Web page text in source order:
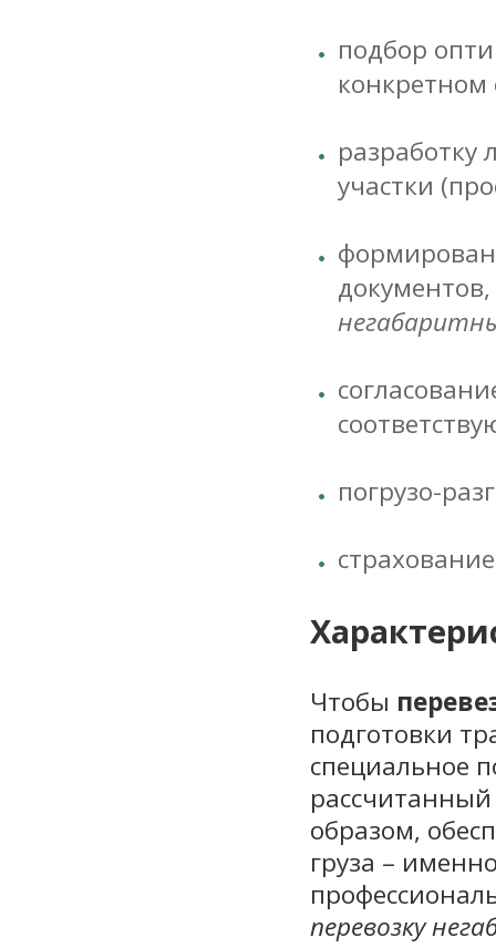
подбор
конкретном
участки
погрузо-
Чтобы
подготовки
специальное
образом,
груза –
перевозку